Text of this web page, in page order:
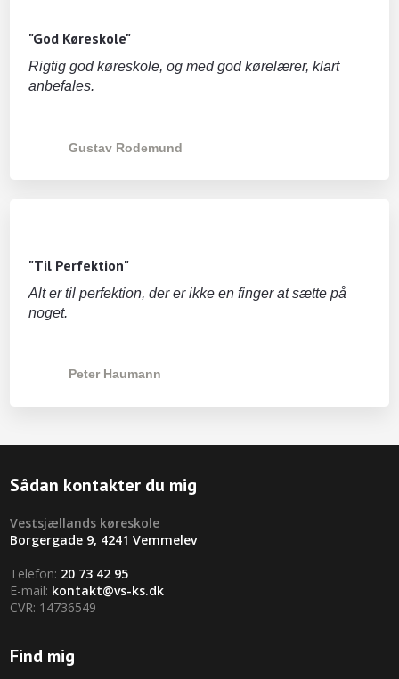
"God Køreskole"
Rigtig god køreskole, og med god kørelærer, klart
anbefales.
Gustav Rodemund
"Til Perfektion"
Alt er til perfektion, der er ikke en finger at sætte på
noget.
Peter Haumann
Sådan kontakter du mig
​Vestsjællands køreskole
Borgergade 9, 4241 Vemmelev
Telefon: 20 73 42 95
E-mail: kontakt@vs-ks.dk
CVR: 14736549
Find mig